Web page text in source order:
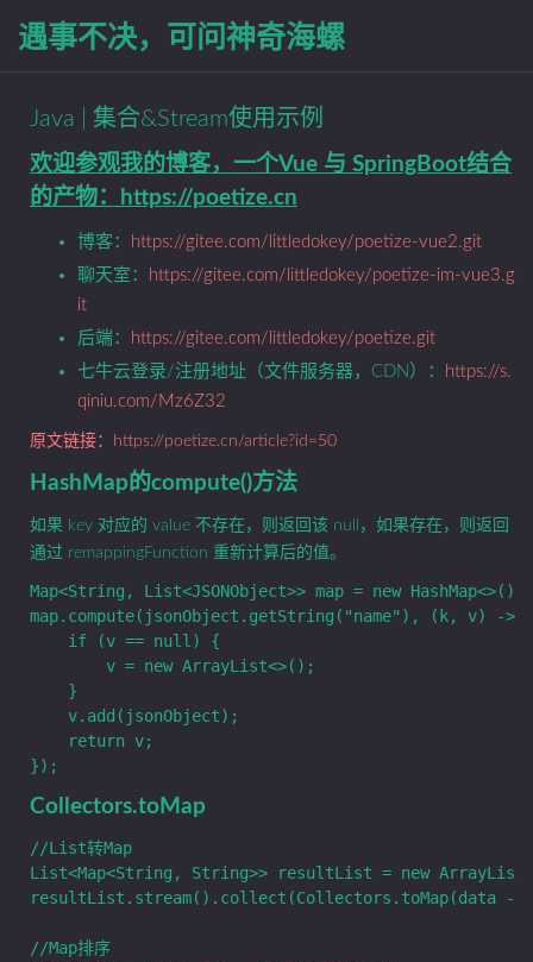
遇事不决，可问神奇海螺
Java | 集合&Stream使用示例
欢迎参观我的博客，一个Vue 与 SpringBoot结合
的产物：https://poetize.cn
博客：
https://gitee.com/littledokey/poetize-vue2.git
聊天室：
https://gitee.com/littledokey/poetize-im-vue3.g
it
后端：
https://gitee.com/littledokey/poetize.git
七牛云登录/注册地址（文件服务器，CDN）：
https://s.
qiniu.com/Mz6Z32
原文链接：https://poetize.cn/article?id=50
HashMap的compute()方法
如果 key 对应的 value 不存在，则返回该 null，如果存在，则返回
通过 remappingFunction 重新计算后的值。
Map<String, List<JSONObject>> map = new HashMap<>();
map.compute(jsonObject.getString("name"), (k, v) -> {
    if (v == null) {
        v = new ArrayList<>();
    }
    v.add(jsonObject);
    return v;
Collectors.toMap
//List转Map
List<Map<String, String>> resultList = new
resultList.stream().collect(Collectors.toMap(data
//Map排序